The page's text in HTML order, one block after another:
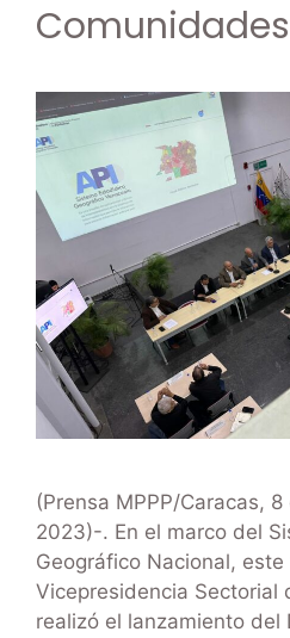
Comunidades
(Prensa MPPP/Caracas,
2023)-. En el marco del
Geográfico Nacional, este
Vicepresidencia Sectorial
realizó el lanzamiento del